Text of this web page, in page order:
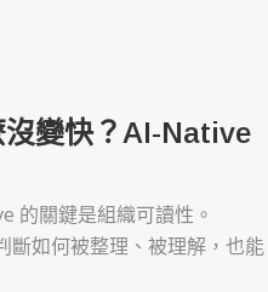
變快？AI-Native
的關鍵是組織可讀性。
斷如何被整理、被理解，也能